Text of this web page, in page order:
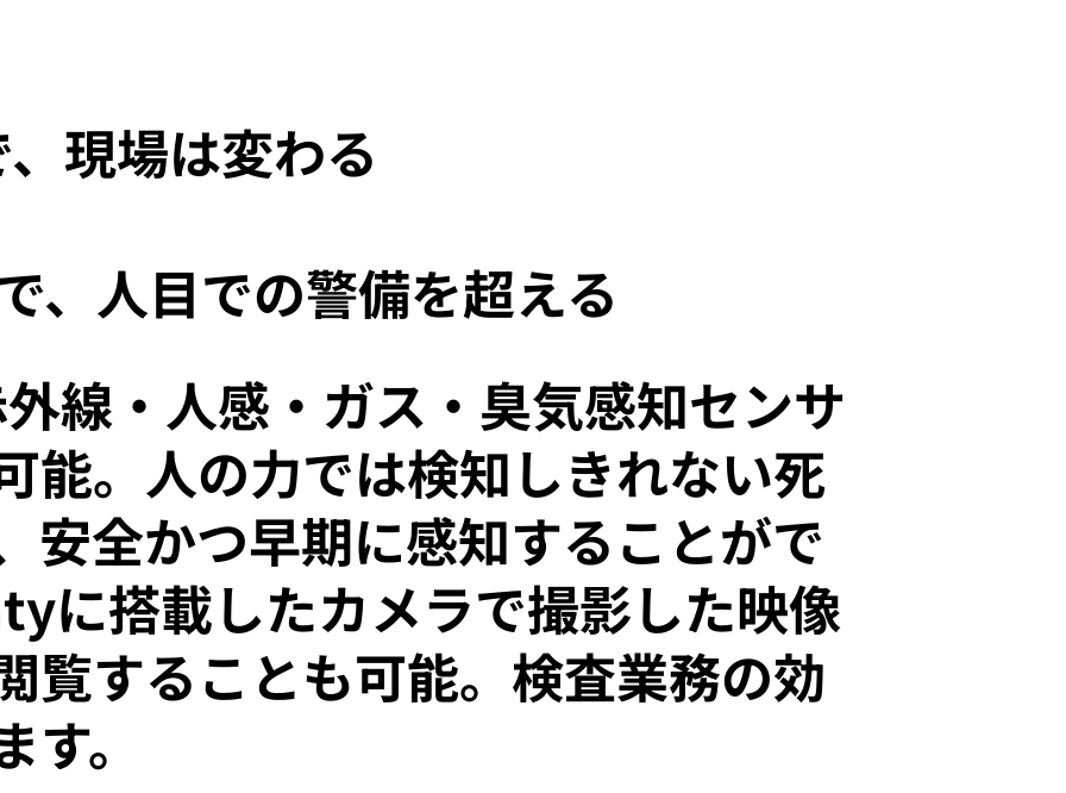
現場は変わる
、人目での警備を超える
線・人感・ガス・臭気感知センサ
能。人の力では検知しきれない死
安全かつ早期に感知することがで
に搭載したカメラで撮影した映像
覧することも可能。検査業務の効
。